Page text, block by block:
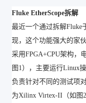
Fluke EtherScope拆解
最近一个通过拆解Fluke
现，这个功能强大的家
采用FPGA+CPU架构，
图1），主要运行Linux
负责针对不同的测试项
为Xilinx Virtex-II（如图